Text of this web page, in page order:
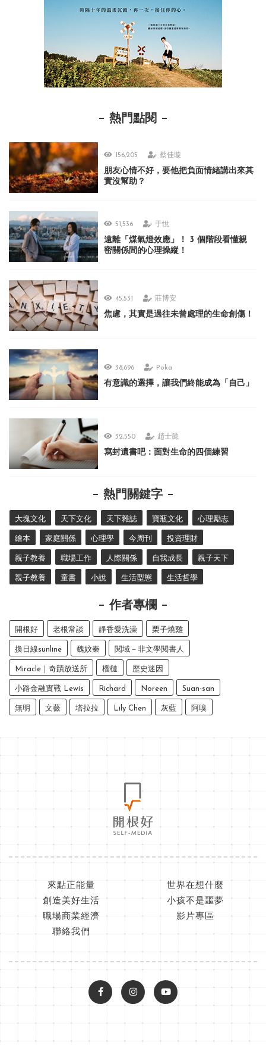
熱門點閱
156,205 蔡佳璇
朋友心情不好，要他把負面情緒講出來其
實沒幫助？
51,536 于悅
遠離「煤氣燈效應」！ 3 個階段看懂親
密關係間的心理操縱！
45,531 莊博安
焦慮，其實是過往未曾處理的生命創傷！
38,696 Poka
有意識的選擇，讓我們終能成為「自己」
32,550 趙士懿
寫封遺書吧：面對生命的四個練習
熱門關鍵字
大塊文化 天下文化 天下雜誌 寶瓶文化 心理勵志
繪本 家庭關係 心理學 今周刊 投資理財
親子教養 職場工作 人際關係 自我成長 親子天下
親子教養 童書 小說 生活型態 生活哲學
作者專欄
開根好 老根常談 靜香愛洗澡 栗子燒雞
換日線sunline 魏妏秦 閱域－非文學閱書人
Miracle｜奇蹟放送所 榴槤 歷史迷因
小路金融實戰 Lewis Richard Noreen Suan-san
無明 文薇 塔拉拉 Lily Chen 灰藍 阿嗅
來點正能量
世界在想什麼
創造美好生活
小孩不是噩夢
職場商業經濟
影片專區
聯絡我們